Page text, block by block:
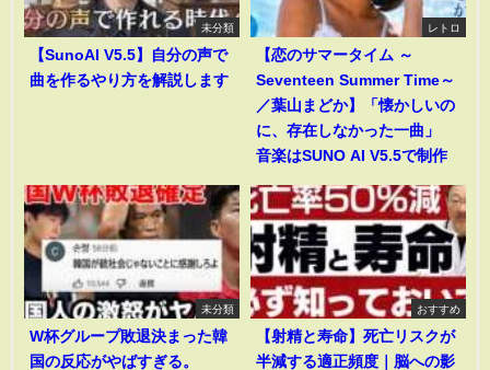
未分類
【SunoAI V5.5】自分の声で
曲を作るやり方を解説します
レトロ
【恋のサマータイム ～
Seventeen Summer Time～
／葉山まどか】「懐かしいの
に、存在しなかった一曲」
音楽はSUNO AI V5.5で制作
未分類
W杯グループ敗退決まった韓
国の反応がやばすぎる。
おすすめ
【射精と寿命】死亡リスクが
半減する適正頻度｜脳への影